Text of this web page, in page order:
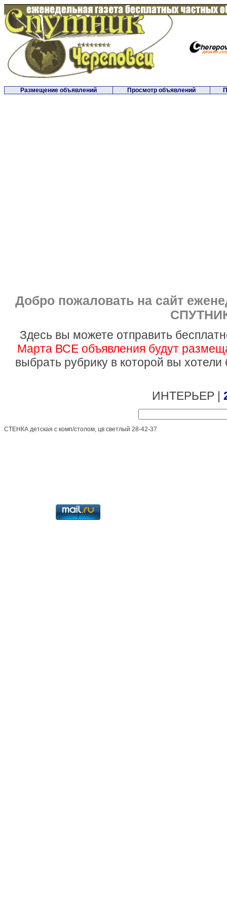
Размещение объявлений Просмотр объявлений
Добро пожаловать на сайт
Здесь вы можете отправить
Марта ВСЕ объявления будут
выбрать рубрику в которой вы
ИНТЕРЬЕР |
СТЕНКА детская с комп/столом, цв светлый 28-42-37